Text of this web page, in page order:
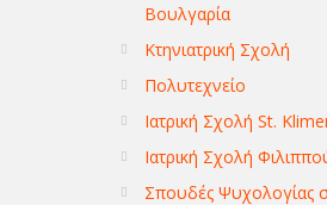
Βουλγαρία
Κτηνιατρική Σχολή
Πολυτεχνείο
Ιατρική Σχολή St.
Ιατρική Σχολή
Σπουδές Ψυχολογίας